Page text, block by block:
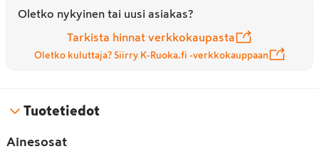
Oletko nykyinen tai uusi asiakas?
Tarkista hinnat verkkokaupasta
Oletko kuluttaja? Siirry K-Ruoka.fi -verkkokauppaan
Tuotetiedot
Ainesosat